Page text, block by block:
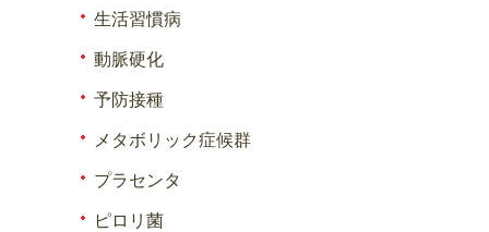
生活習慣病
動脈硬化
予防接種
メタボリック症候群
プラセンタ
ピロリ菌